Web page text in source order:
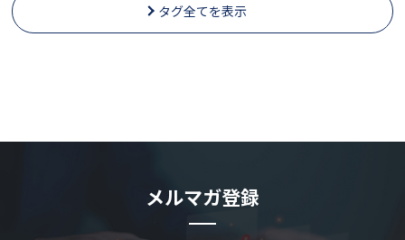
タグ全てを表示
メルマガ登録